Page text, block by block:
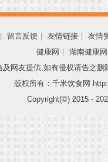
留言反馈 友情链接
友情
健康网
湖南健康网
网友提供,如有侵权请告之
版权所有：千米饮食网
Copyright(©) 2015 -